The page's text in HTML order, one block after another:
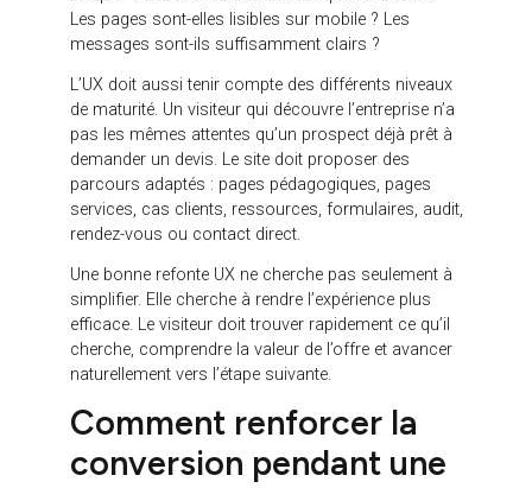
La réécriture des contenus doit également être
être simplifiées au point de perdre leur valeur. Elles
doivent être optimisées avec des titres clairs, une
structure sémantique logique, des contenus utiles,
des mots-clés intégrés naturellement et des CTA
adaptés.
mise en ligne. Chaque ancienne URL importante doit
être associée à une nouvelle URL pertinente. Ce
travail peut sembler technique, mais il est essentiel
pour éviter les ruptures SEO.
Comment intégrer l’UX
dans une refonte de site